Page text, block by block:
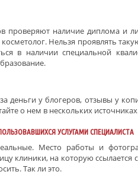
проверяют наличие диплома и
Нельзя проявлять
в наличии специальной
у блогеров, отзывы у
о нем в нескольких
УСЛУГАМИ СПЕЦИАЛИСТА
Место работы и
клиники, на которую ссылается
Так ли это.